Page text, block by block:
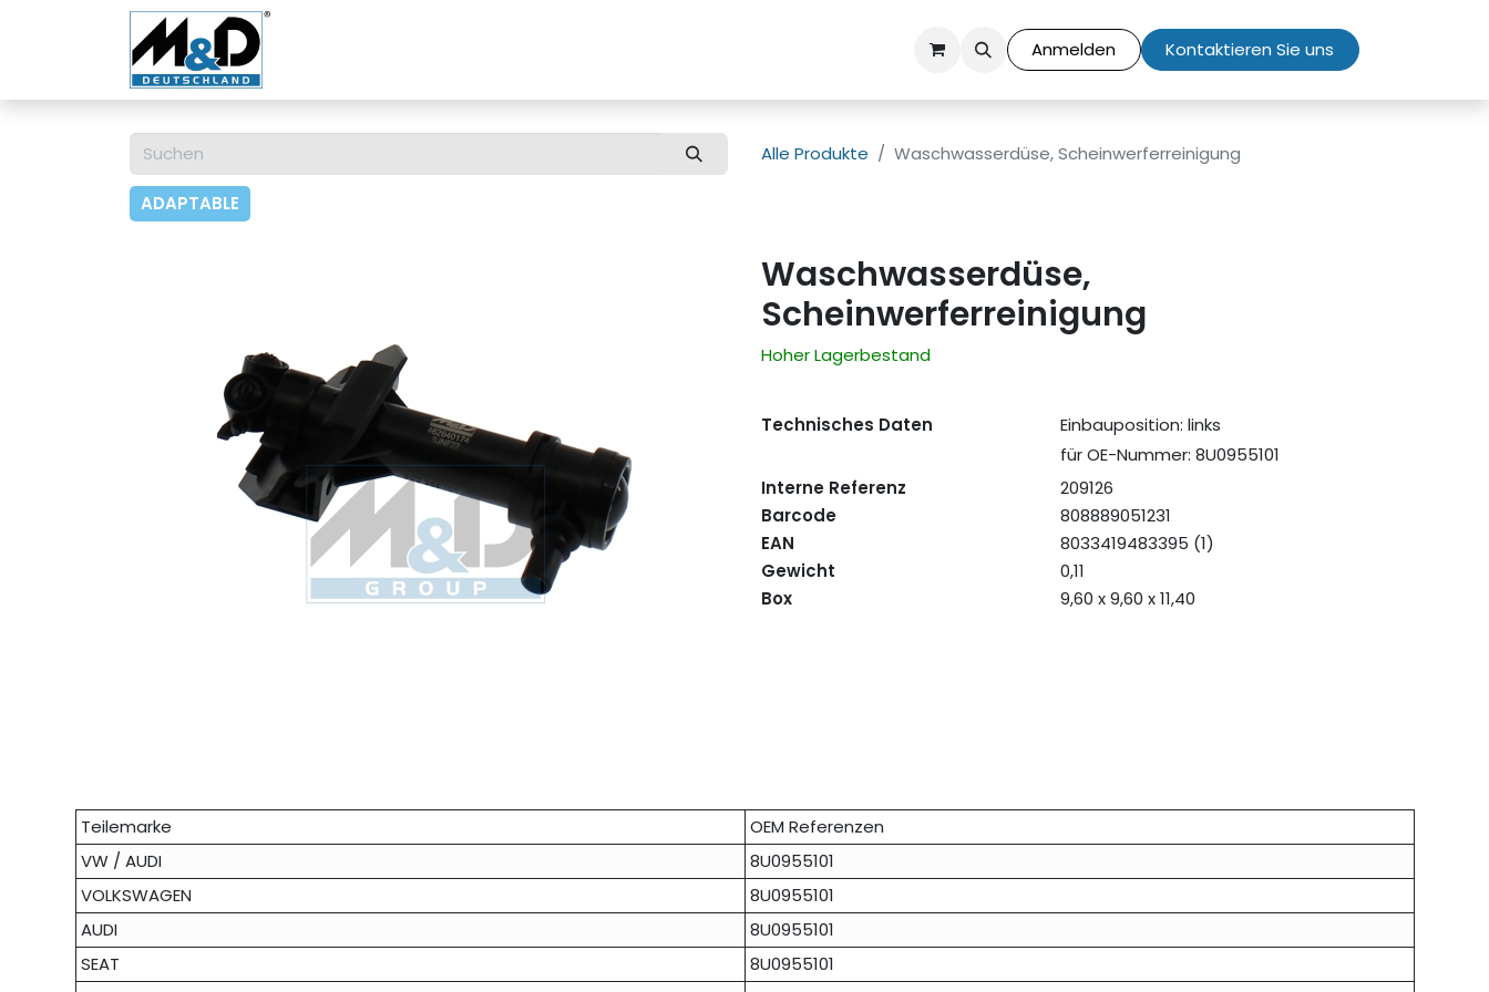
Anmelden Kontaktieren Sie uns
Alle Produkte Waschwasserdüse, Scheinwerferreinigung
ADAPTABLE
Waschwasserdüse,
Scheinwerferreinigung
Hoher Lagerbestand
Technisches Daten
Einbauposition: links
für OE-Nummer: 8U0955101
Interne Referenz
209126
Barcode
808889051231
EAN
8033419483395 (1)
Gewicht
0,11
Box
9,60 x 9,60 x 11,40
Teilemarke
OEM Referenzen
VW / AUDI
8U0955101
VOLKSWAGEN
8U0955101
AUDI
8U0955101
SEAT
8U0955101